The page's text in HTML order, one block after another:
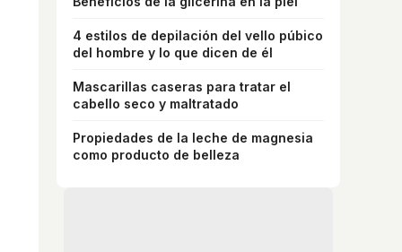
4 estilos de depilación del vello púbico
del hombre y lo que dicen de él
Mascarillas caseras para tratar el
cabello seco y maltratado
Propiedades de la leche de magnesia
como producto de belleza